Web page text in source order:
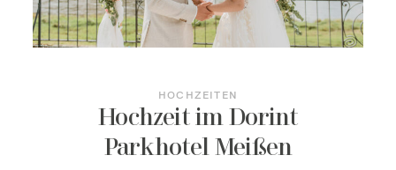
HOCHZEITEN
Hochzeit im Dorint
Parkhotel Meißen